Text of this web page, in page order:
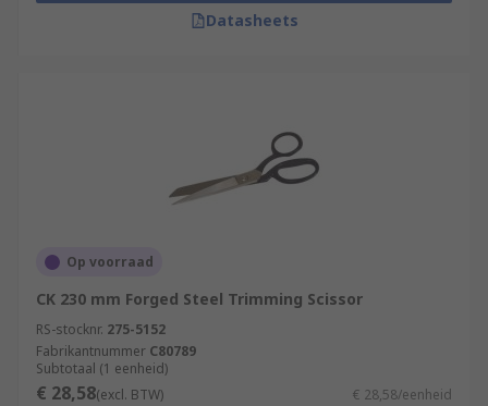
Datasheets
Op voorraad
CK 230 mm Forged Steel Trimming Scissor
RS-stocknr. 275-5152
Fabrikantnummer C80789
Subtotaal (1 eenheid)
€ 28,58(excl. BTW) € 28,58/eenheid